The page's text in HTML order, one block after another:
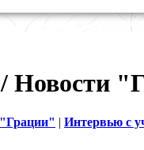
| Интервью с